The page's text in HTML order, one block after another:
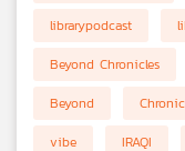
librarypodcast
Beyond Chronicles
Beyond
vibe
IRAQI